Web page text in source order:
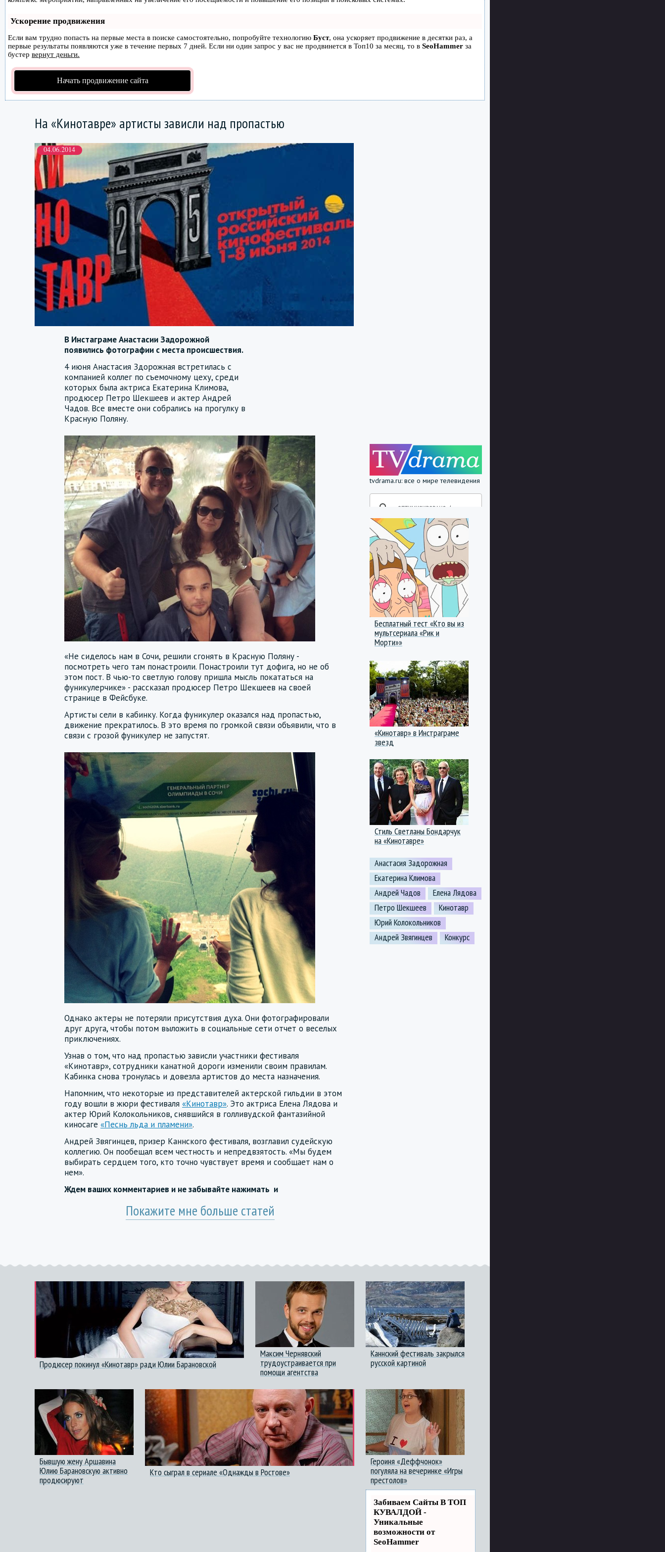
Ускорение продвижения
Если вам трудно попасть на первые места в поиске самостоятельно, попробуйте технологию Буст, она ускоряет продвижение в десятки раз, а
первые результаты появляются уже в течение первых 7 дней. Если ни один запрос у вас не продвинется в Топ10 за месяц, то в SeoHammer за
бустер вернут деньги.
Начать продвижение сайта
На «Кинотавре» артисты зависли над пропастью
04.06.2014
В Инстаграме Анастасии Задорожной
появились фотографии с места происшествия.
4 июня Анастасия Здорожная встретилась с
компанией коллег по съемочному цеху, среди
которых была актриса Екатерина Климова,
продюсер Петро Шекшеев и актер Андрей
Чадов. Все вместе они собрались на прогулку в
Красную Поляну.
«Не сиделось нам в Сочи, решили сгонять в Красную Поляну -
посмотреть чего там понастроили. Понастроили тут дофига, но не об
этом пост. В чью-то светлую голову пришла мысль покататься на
фуникулерчике» - рассказал продюсер Петро Шекшеев на своей
странице в Фейсбуке.
Артисты сели в кабинку. Когда фуникулер оказался над пропастью,
движение прекратилось. В это время по громкой связи объявили, что в
связи с грозой фуникулер не запустят.
Однако актеры не потеряли присутствия духа. Они фотографировали
друг друга, чтобы потом выложить в социальные сети отчет о веселых
приключениях.
Узнав о том, что над пропастью зависли участники фестиваля
«Кинотавр», сотрудники канатной дороги изменили своим правилам.
Кабинка снова тронулась и довезла артистов до места назначения.
Напомним, что некоторые из представителей актерской гильдии в этом
году вошли в жюри фестиваля «Кинотавр». Это актриса Елена Лядова и
актер Юрий Колокольников, снявшийся в голливудской фантазийной
киносаге «Песнь льда и пламени».
Андрей Звягинцев, призер Каннского фестиваля, возглавил судейскую
коллегию. Он пообещал всем честность и непредвзятость. «Мы будем
выбирать сердцем того, кто точно чувствует время и сообщает нам о
нем».
Ждем ваших комментариев и не забывайте нажимать и
Покажите мне больше статей
tvdrama.ru: все о мире телевидения
Бесплатный тест «Кто вы из
мультсериала «Рик и
Морти»»
«Кинотавр» в Инстраграме
звезд
Стиль Светланы Бондарчук
на «Кинотавре»
Анастасия Задорожная
Екатерина Климова
Андрей Чадов
Елена Лядова
Петро Шекшеев
Кинотавр
Юрий Колокольников
Андрей Звягинцев
Конкурс
Продюсер покинул «Кинотавр» ради Юлии Барановской
Максим Чернявский
трудоустраивается при
помощи агентства
Каннский фестиваль закрылся
русской картиной
Бывшую жену Аршавина
Юлию Барановскую активно
продюсируют
Кто сыграл в сериале «Однажды в Ростове»
Героиня «Деффчонок»
погуляла на вечеринке «Игры
престолов»
Забиваем Сайты В ТОП
КУВАЛДОЙ -
Уникальные
возможности от
SeoHammer